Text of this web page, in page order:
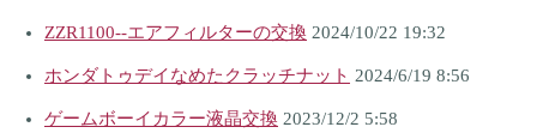
ZZR1100--エアフィルターの交換 2024/10/22 19:32
ホンダトゥデイなめたクラッチナット 2024/6/19 8:56
ゲームボーイカラー液晶交換 2023/12/2 5:58